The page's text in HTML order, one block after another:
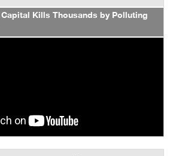
Kills Thousands by Polluting